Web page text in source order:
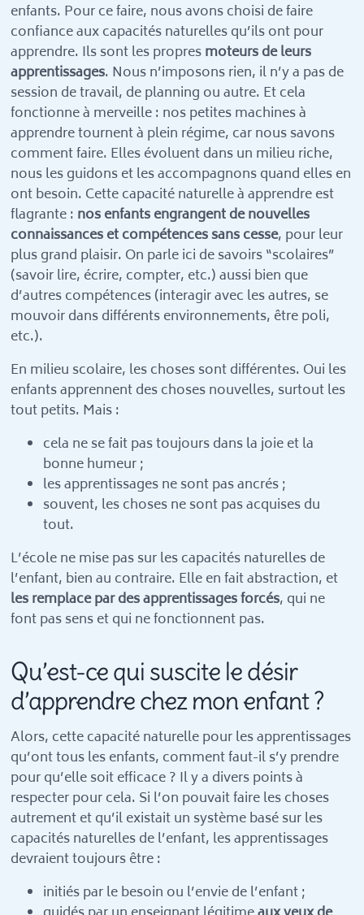
enfants. Pour ce faire, nous avons choisi de faire
confiance aux capacités naturelles qu’ils ont pour
apprendre. Ils sont les propresmoteurs de leurs
apprentissages. Nous n’imposons rien, il n’y a pas de
session de travail, de planning ou autre. Et cela
fonctionne à merveille : nos petites machines à
apprendre tournent à plein régime, car nous savons
comment faire. Elles évoluent dans un milieu riche,
nous les guidons et les accompagnons quand elles en
ont besoin. Cette capacité naturelle à apprendre est
flagrante : nos enfants engrangent de nouvelles
connaissances et compétences sans cesse, pour leur
plus grand plaisir. On parle ici de savoirs “scolaires”
(savoir lire, écrire, compter, etc.) aussi bien que
d’autres compétences (interagir avec les autres, se
mouvoir dans différents environnements, être poli,
etc.).
En milieu scolaire, les choses sont différentes. Oui les
enfants apprennent des choses nouvelles, surtout les
tout petits. Mais :
cela ne se fait pas toujours dans la joie et la
bonne humeur ;
les apprentissages ne sont pas ancrés ;
souvent, les choses ne sont pas acquises du
tout.
L’école ne mise pas sur les capacités naturelles de
l’enfant, bien au contraire. Elle en fait abstraction, et
les remplace par des apprentissages forcés, qui ne
font pas sens et qui ne fonctionnent pas.
Qu’est-ce qui suscite le désir
d’apprendre chez mon enfant ?
Alors, cette capacité naturelle pour les apprentissages
qu’ont tous les enfants, comment faut-il s’y prendre
pour qu’elle soit efficace ? Il y a divers points à
respecter pour cela. Si l’on pouvait faire les choses
autrement et qu’il existait un système basé sur les
capacités naturelles de l’enfant, les apprentissages
devraient toujours être :
initiés par le besoin ou l’envie de l’enfant ;